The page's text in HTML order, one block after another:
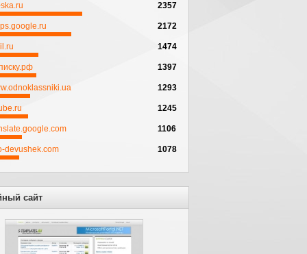
2357
2172
1474
1397
1293
1245
1106
devushek.com 1078
сайт